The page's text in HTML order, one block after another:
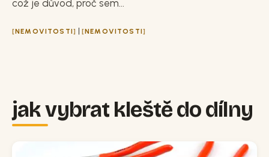
což je důvod, proč sem...
NEMOVITOSTI | NEMOVITOSTI
jak vybrat kleště do dílny